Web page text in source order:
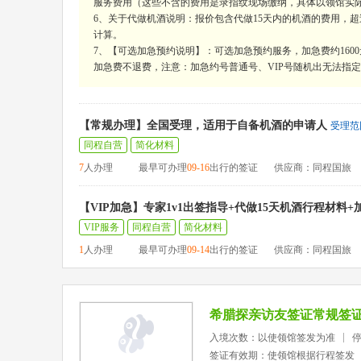
服务费用（这些不含的费用是录指纹现场缴纳，具体以领馆实
6、关于代做机酒说明：报价包含代做15天内的机酒的费用，
计算。
7、【可选加急预约说明】：可选加急预约服务，加急费约
加急费不退费，注意：加急约号普通号、VIP号随机出无法指
【常规办理】全国受理，适用于自备机酒的申请人 受理
同程自营
简化材料
7人办理 最早可办理09-16出行的签证 供应商：同程国旅
【VIP加急】专家1v1出签指导+代做15天机酒行程材料+
VIP服务 同程自营
简化材料
1人办理 最早可办理09-14出行的签证 供应商：同程国旅
希腊探亲访友签证常规签
入境次数：以使领馆签发为准
签证有效期：使领馆根据行程签发